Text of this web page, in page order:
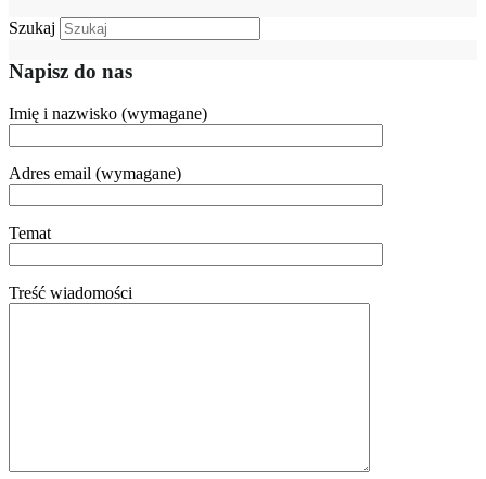
Szukaj
Napisz do nas
Imię i nazwisko (wymagane)
Adres email (wymagane)
Temat
Treść wiadomości